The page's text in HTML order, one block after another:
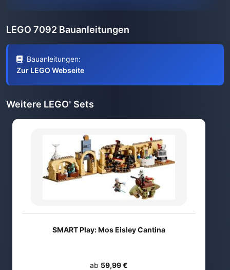
LEGO 7092 Bauanleitungen
Bauanleitungen:
Zur LEGO Webseite
Weitere LEGO® Sets
SMART Play: Mos Eisley Cantina
ab 59,99 €